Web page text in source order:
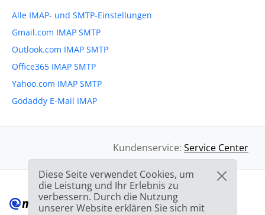
Alle IMAP- und SMTP-Einstellungen
Gmail.com IMAP SMTP
Outlook.com IMAP SMTP
Office365 IMAP SMTP
Yahoo.com IMAP SMTP
Godaddy E-Mail IMAP
Kundenservice: Service Center
Diese Seite verwendet Cookies, um
die Leistung und Ihr Erlebnis zu
verbessern. Durch die Nutzung
unserer Website erklären Sie sich mit